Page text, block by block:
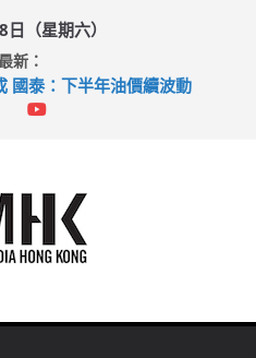
（星期六）
新：
國泰：下半年油價續波動
拉 啟德主場館奪錦標